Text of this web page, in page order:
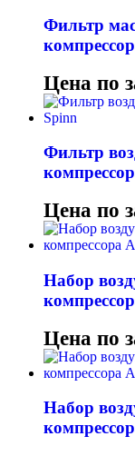
Фильтр
Цена по
Фильтр
Цена по
Набор
Цена по
Набор